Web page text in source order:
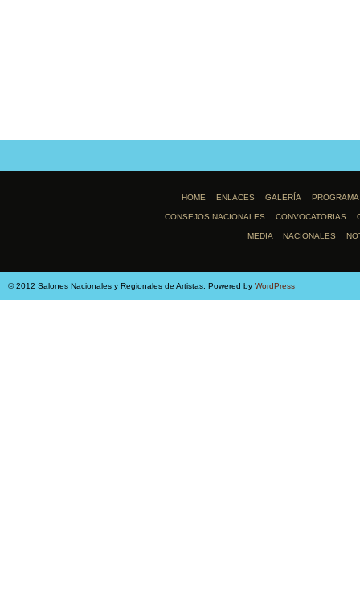
HOME ENLACES GALERÍA PROGRAMA
CONSEJOS NACIONALES CONVOCATORIAS
MEDIA NACIONALES
© 2012 Salones Nacionales y Regionales de Artistas. Powered by WordPress